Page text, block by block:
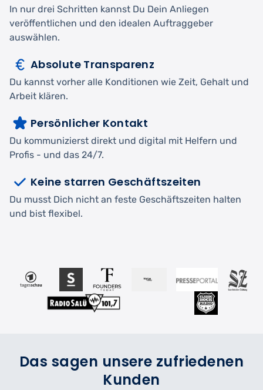
In nur drei Schritten kannst Du Dein Anliegen
veröffentlichen und den idealen Auftraggeber
auswählen.
Absolute Transparenz
Du kannst vorher alle Konditionen wie Zeit, Gehalt und
Arbeit klären.
Persönlicher Kontakt
Du kommunizierst direkt und digital mit Helfern und
Profis - und das 24/7.
Keine starren Geschäftszeiten
Du musst Dich nicht an feste Geschäftszeiten halten
und bist flexibel.
Das sagen unsere zufriedenen
Kunden